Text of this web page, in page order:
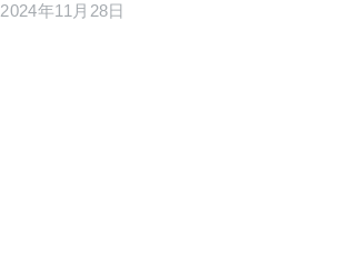
2024年11月28日